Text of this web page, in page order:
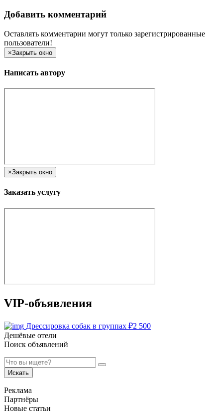
Добавить комментарий
Оставлять комментарии могут только зарегистрированные
пользователи!
×Закрыть окно
Написать автору
×Закрыть окно
Заказать услугу
VIP-объявления
Дрессировка собак в группах ₽2 500
Дешёвые отели
Поиск объявлений
Искать
Реклама
Партнёры
Новые статьи